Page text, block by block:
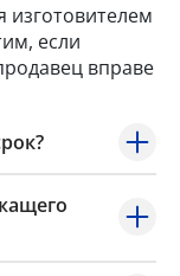
изготовителем
если
вправе